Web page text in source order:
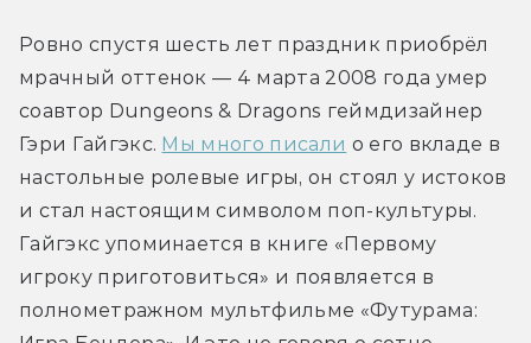
Ровно спустя шесть лет праздник приобрёл
мрачный оттенок — 4 марта 2008 года умер
соавтор Dungeons & Dragons геймдизайнер
Гэри Гайгэкс. Мы много писали о его вкладе в
настольные ролевые игры, он стоял у истоков
и стал настоящим символом поп-культуры.
Гайгэкс упоминается в книге «Первому
игроку приготовиться» и появляется в
полнометражном мультфильме «Футурама: